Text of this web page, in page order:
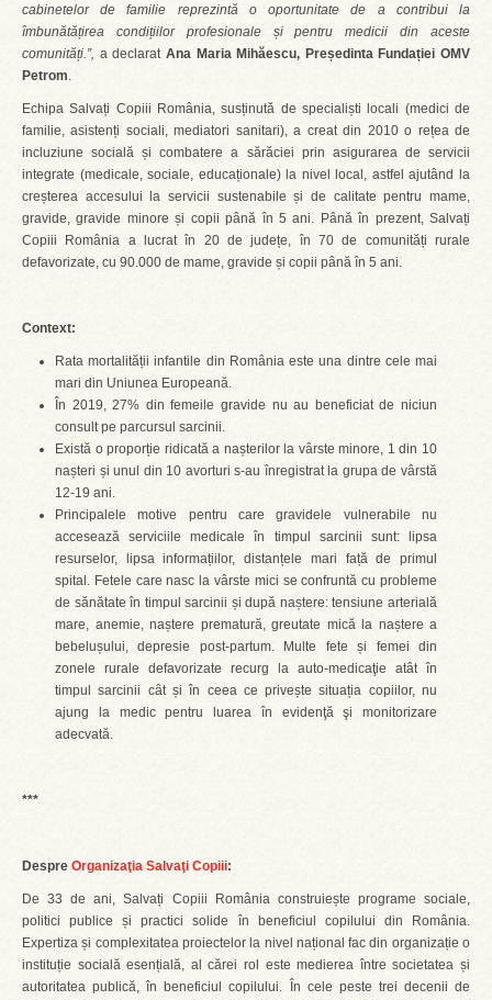
cabinetelor de familie reprezintă o oportunitate de a contribui la
îmbunătățirea condițiilor profesionale și pentru medicii din aceste
comunități.”, a declarat Ana Maria Mihăescu, Președinta Fundației OMV
Petrom.
Echipa Salvați Copiii România, susținută de specialiști locali (medici de
familie, asistenți sociali, mediatori sanitari), a creat din 2010 o rețea de
incluziune socială și combatere a sărăciei prin asigurarea de servicii
integrate (medicale, sociale, educaționale) la nivel local, astfel ajutând la
creșterea accesului la servicii sustenabile și de calitate pentru mame,
gravide, gravide minore și copii până în 5 ani. Până în prezent, Salvați
Copiii România a lucrat în 20 de județe, în 70 de comunități rurale
defavorizate, cu 90.000 de mame, gravide și copii până în 5 ani.
Context:
Rata mortalității infantile din România este una dintre cele mai
mari din Uniunea Europeană.
În 2019, 27% din femeile gravide nu au beneficiat de niciun
consult pe parcursul sarcinii.
Există o proporție ridicată a nașterilor la vârste minore, 1 din 10
nașteri și unul din 10 avorturi s-au înregistrat la grupa de vârstă
12-19 ani.
Principalele motive pentru care gravidele vulnerabile nu
accesează serviciile medicale în timpul sarcinii sunt: lipsa
resurselor, lipsa informațiilor, distanțele mari față de primul
spital. Fetele care nasc la vârste mici se confruntă cu probleme
de sănătate în timpul sarcinii și după naștere: tensiune arterială
mare, anemie, naștere prematură, greutate mică la naștere a
bebelușului, depresie post-partum. Multe fete și femei din
zonele rurale defavorizate recurg la auto-medicaţie atât în
timpul sarcinii cât și în ceea ce privește situația copiilor, nu
ajung la medic pentru luarea în evidenţӑ şi monitorizare
adecvatӑ.
***
Despre Organizaţia Salvaţi Copiii:
De 33 de ani, Salvați Copiii România construiește programe sociale,
politici publice și practici solide în beneficiul copilului din România.
Expertiza și complexitatea proiectelor la nivel național fac din organizație o
instituție socială esențială, al cărei rol este medierea între societatea și
autoritatea publică, în beneficiul copilului. În cele peste trei decenii de